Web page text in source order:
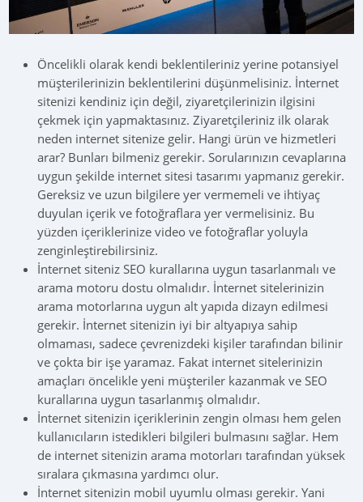
Öncelikli olarak kendi beklentileriniz yerine potansiyel
müşterilerinizin beklentilerini düşünmelisiniz. İnternet
sitenizi kendiniz için değil, ziyaretçilerinizin ilgisini
çekmek için yapmaktasınız. Ziyaretçileriniz ilk olarak
neden internet sitenize gelir. Hangi ürün ve hizmetleri
arar? Bunları bilmeniz gerekir. Sorularınızın cevaplarına
uygun şekilde internet sitesi tasarımı yapmanız gerekir.
Gereksiz ve uzun bilgilere yer vermemeli ve ihtiyaç
duyulan içerik ve fotoğraflara yer vermelisiniz. Bu
yüzden içeriklerinize video ve fotoğraflar yoluyla
zenginleştirebilirsiniz.
İnternet siteniz SEO kurallarına uygun tasarlanmalı ve
arama motoru dostu olmalıdır. İnternet sitelerinizin
arama motorlarına uygun alt yapıda dizayn edilmesi
gerekir. İnternet sitenizin iyi bir altyapıya sahip
olmaması, sadece çevrenizdeki kişiler tarafından bilinir
ve çokta bir işe yaramaz. Fakat internet sitelerinizin
amaçları öncelikle yeni müşteriler kazanmak ve SEO
kurallarına uygun tasarlanmış olmalıdır.
İnternet sitenizin içeriklerinin zengin olması hem gelen
kullanıcıların istedikleri bilgileri bulmasını sağlar. Hem
de internet sitenizin arama motorları tarafından yüksek
sıralara çıkmasına yardımcı olur.
İnternet sitenizin mobil uyumlu olması gerekir. Yani